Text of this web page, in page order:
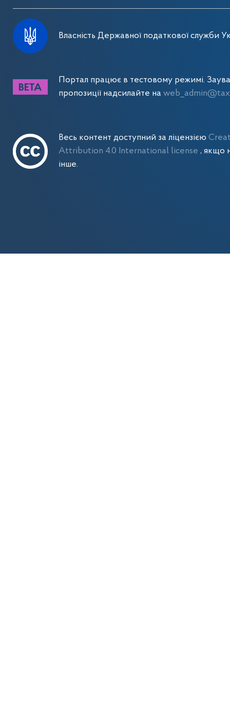
Власність Державної податкової служби
Портал працює в тестовому режимі.
пропозиції надсилайте на
Весь контент доступний за ліцензією
Attribution 4.0 International license, якщо
інше.